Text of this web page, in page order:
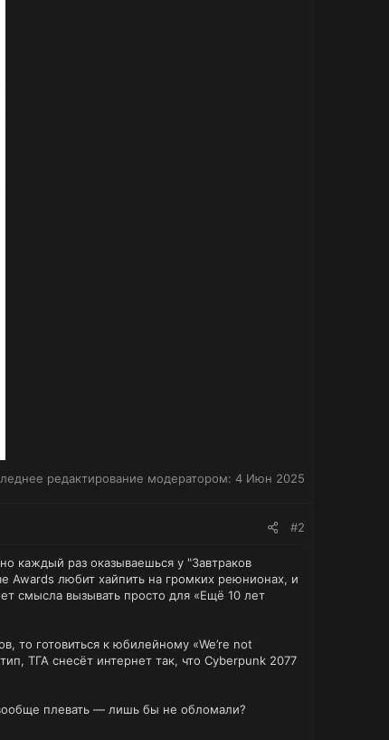
редактирование модератором: 4 Июн 2025
#2
каждый раз оказываешься у "Завтраков
Awards любит хайпить на громких реюнионах, и
смысла вызывать просто для «Ещё 10 лет
то готовиться к юбилейному «We’re not
ТГА снесёт интернет так, что Cyberpunk 2077
плевать — лишь бы не обломали?